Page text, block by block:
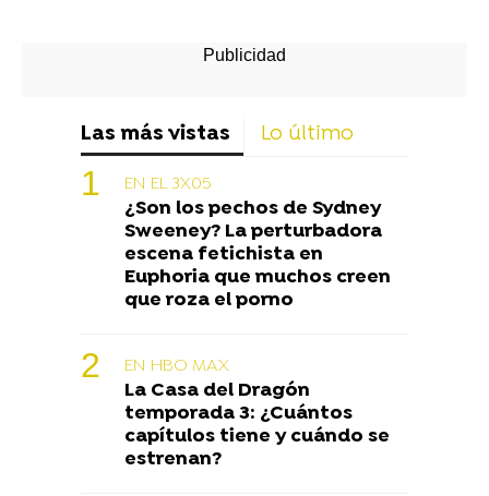
Las más vistas Lo último
EN EL 3X05
¿Son los pechos de Sydney
Sweeney? La perturbadora
escena fetichista en
Euphoria que muchos creen
que roza el porno
EN HBO MAX
La Casa del Dragón
temporada 3: ¿Cuántos
capítulos tiene y cuándo se
estrenan?